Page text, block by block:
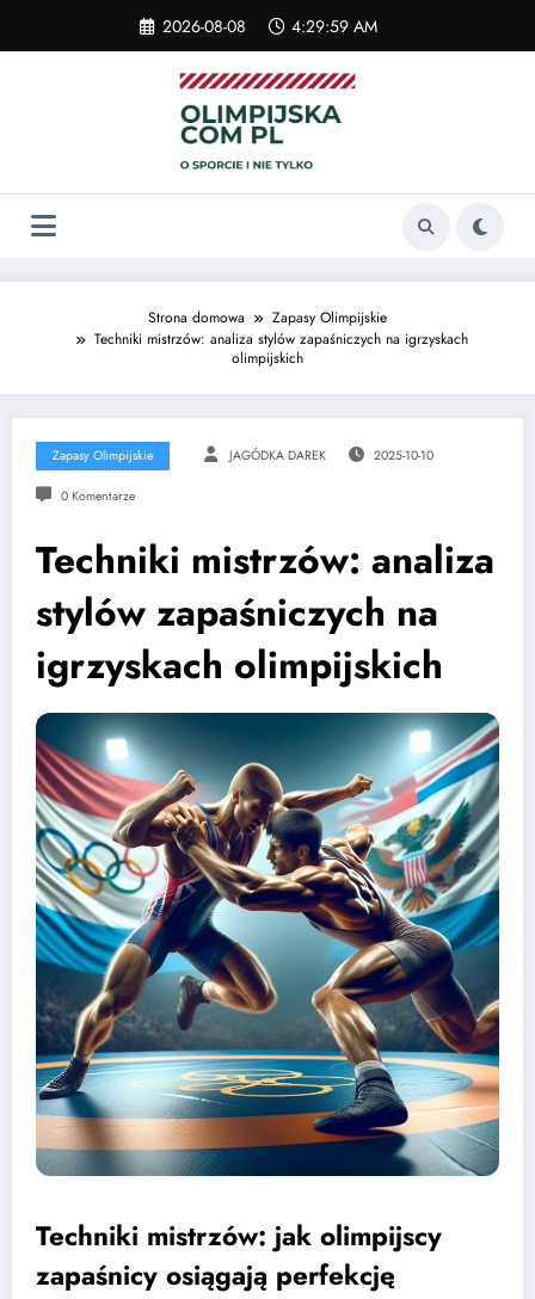
content
2026-08-08 4:29:59 AM
Strona domowa
Zapasy Olimpijskie
Techniki mistrzów: analiza stylów zapaśniczych na igrzyskach
olimpijskich
Zapasy Olimpijskie JAGÓDKA DAREK 2025-10-10
0 Komentarze
Techniki mistrzów: analiza
stylów zapaśniczych na
igrzyskach olimpijskich
Techniki mistrzów: jak olimpijscy
zapaśnicy osiągają perfekcję